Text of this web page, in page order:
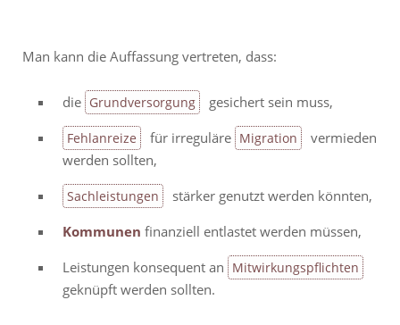
Man kann die Auffassung vertreten, dass:
die Grundversorgung gesichert sein muss,
Fehlanreize für irreguläre Migration
vermieden
werden sollten,
Sachleistungen
stärker genutzt werden könnten,
Kommunen finanziell entlastet werden müssen,
Leistungen konsequent an Mitwirkungspflichten
geknüpft werden sollten.